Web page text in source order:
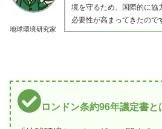
地球環境研究家
境を守るため、国際的に協
必要性が高まってきたので
ロンドン条約96年議定書と